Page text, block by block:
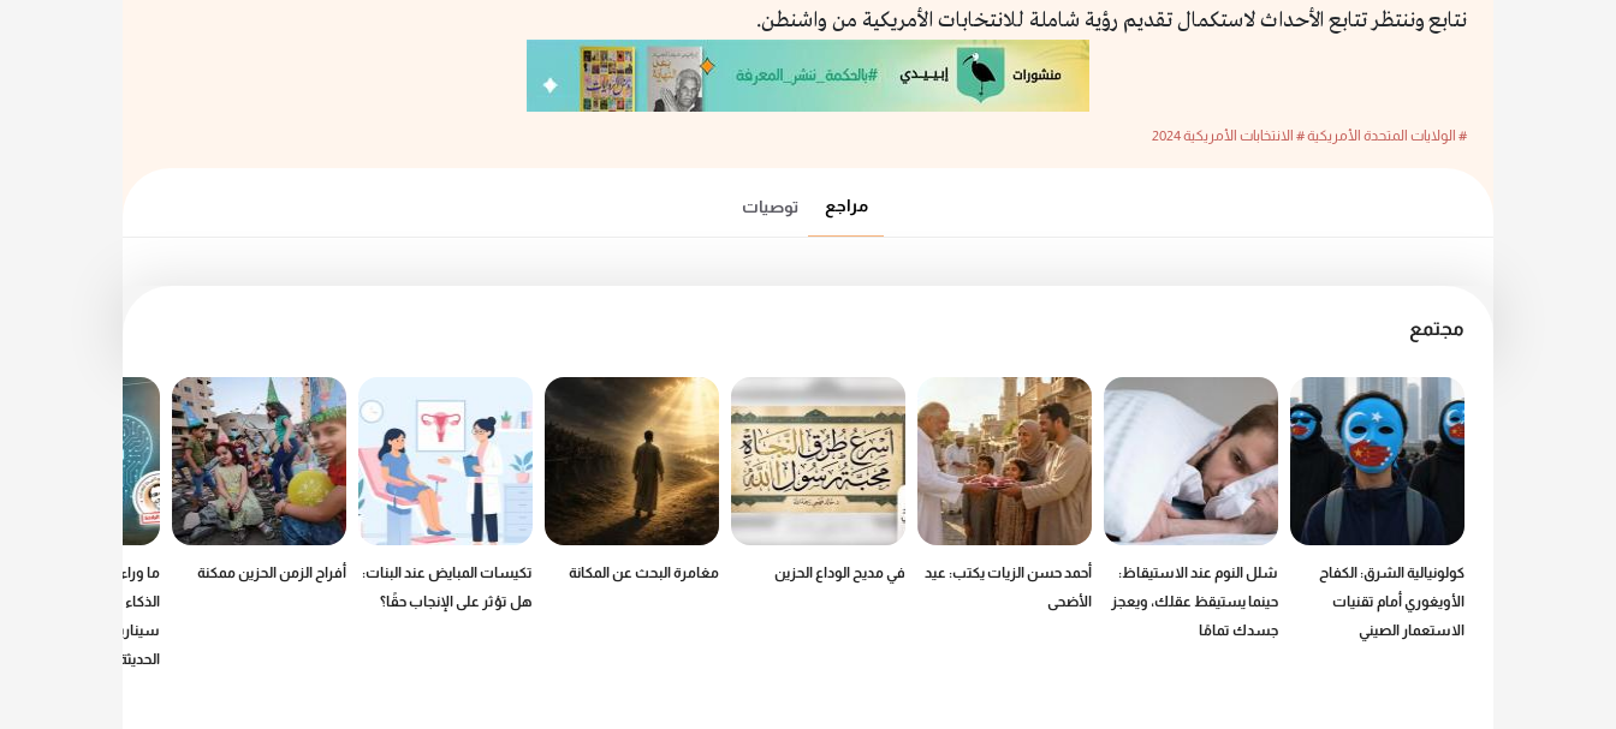
نتابع وننتظر تتابع الأحداث لاستكمال تقديم رؤية شاملة للانتخابات الأمريكية من واشنطن.
# الولايات المتحدة الأمريكية# الانتخابات الأمريكية 2024
مراجع توصيات
مجتمع
كولونيالية الشرق: الكفاح
الأويغوري أمام تقنيات
الاستعمار الصيني
شلل النوم عند الاستيقاظ:
حينما يستيقظ عقلك، ويعجز
جسدك تمامًا
أحمد حسن الزيات يكتب: عيد
الأضحى
في مديح الوداع الحزين مغامرة البحث عن المكانة
تكيسات المبايض عند البنات:
هل تؤثر على الإنجاب حقًا؟
أفراح الزمن الحزين ممكنة
ما وراء الرصاص: كيف يكتب
الذكاء الاصطناعي
سيناريوهات الحروب
الحديثة؟